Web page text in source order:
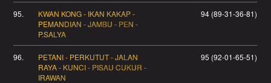
95.
KWAN KONG - IKAN KAKAP -
PEMANDIAN - JAMBU - PEN -
P.SALYA
94 (89-31-36-81)
96.
PETANI - PERKUTUT - JALAN
RAYA - KUNCI - PISAU CUKUR -
IRAWAN
95 (92-01-65-51)